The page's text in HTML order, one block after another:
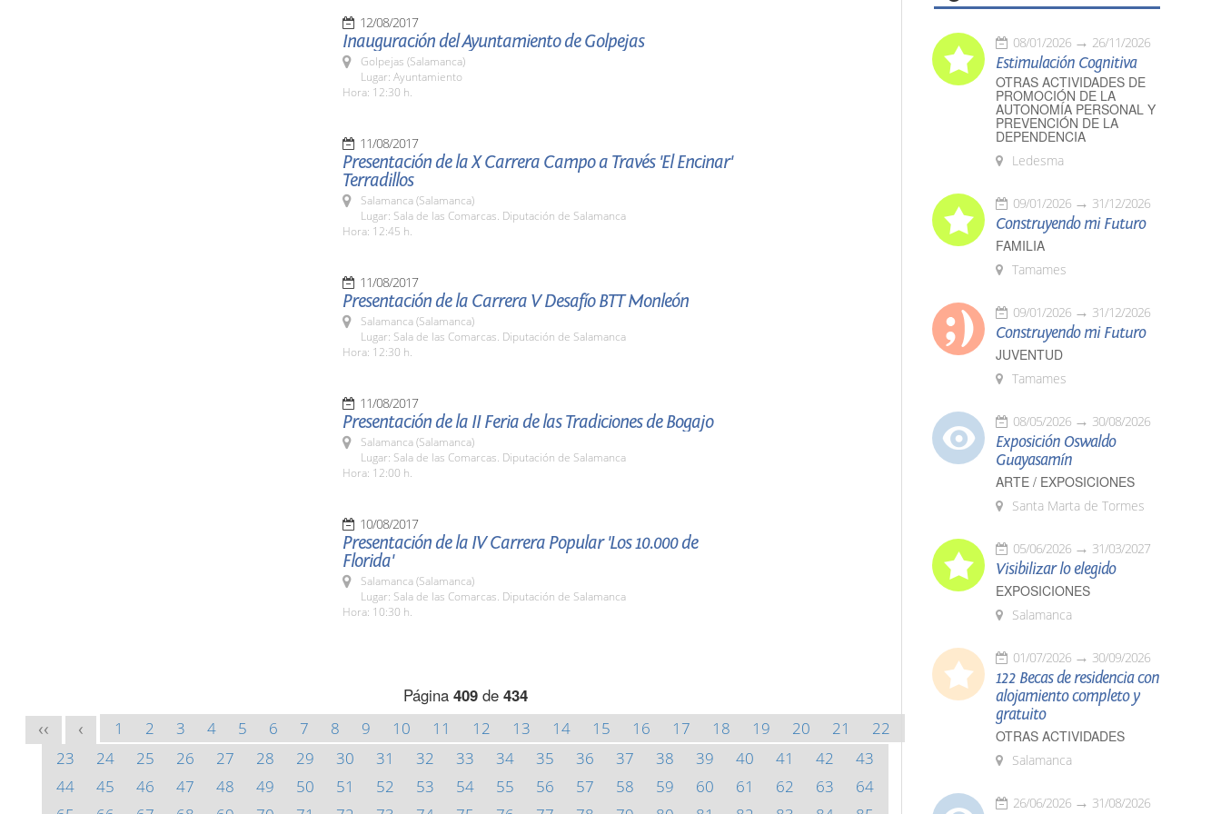
12/08/2017
Inauguración del Ayuntamiento de Golpejas
Golpejas (Salamanca)
Lugar: Ayuntamiento
Hora: 12:30 h.
11/08/2017
Presentación de la X Carrera Campo a Través 'El Encinar'
Terradillos
Salamanca (Salamanca)
Lugar: Sala de las Comarcas. Diputación de Salamanca
Hora: 12:45 h.
11/08/2017
Presentación de la Carrera V Desafío BTT Monleón
Salamanca (Salamanca)
Lugar: Sala de las Comarcas. Diputación de Salamanca
Hora: 12:30 h.
11/08/2017
Presentación de la II Feria de las Tradiciones de Bogajo
Salamanca (Salamanca)
Lugar: Sala de las Comarcas. Diputación de Salamanca
Hora: 12:00 h.
10/08/2017
Presentación de la IV Carrera Popular 'Los 10.000 de
Florida'
Salamanca (Salamanca)
Lugar: Sala de las Comarcas. Diputación de Salamanca
Hora: 10:30 h.
Página 409de 434
<< < 1 2 3 4 5 6 7 8 9 10 11 12 13 14 15 16 17 18 19 20 21
22
23
24 25 26 27 28 29 30 31 32 33 34 35 36 37 38 39 40 41 42
43
44
45 46 47 48 49 50 51 52 53 54 55 56 57 58 59 60 61 62 63
64
08/01/2026 26/11/2026
Estimulación Cognitiva
OTRAS ACTIVIDADES DE
PROMOCIÓN DE LA
AUTONOMÍA PERSONAL Y
PREVENCIÓN DE LA
DEPENDENCIA
Ledesma
09/01/2026 31/12/2026
Construyendo mi Futuro
FAMILIA
Tamames
09/01/2026 31/12/2026
Construyendo mi Futuro
JUVENTUD
Tamames
08/05/2026 30/08/2026
Exposición Oswaldo
Guayasamín
ARTE / EXPOSICIONES
Santa Marta de Tormes
05/06/2026 31/03/2027
Visibilizar lo elegido
EXPOSICIONES
Salamanca
01/07/2026 30/09/2026
122 Becas de residencia con
alojamiento completo y
gratuito
OTRAS ACTIVIDADES
Salamanca
26/06/2026 31/08/2026